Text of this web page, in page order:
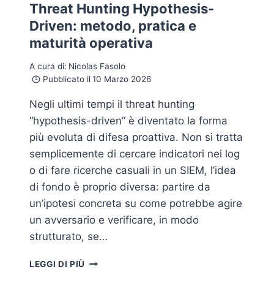
Threat Hunting Hypothesis-
Driven: metodo, pratica e
maturità operativa
A cura di: Nicolas Fasolo
Pubblicato il 10 Marzo 2026
Negli ultimi tempi il threat hunting
“hypothesis-driven” è diventato la forma
più evoluta di difesa proattiva. Non si tratta
semplicemente di cercare indicatori nei log
o di fare ricerche casuali in un SIEM, l’idea
di fondo è proprio diversa: partire da
un’ipotesi concreta su come potrebbe agire
un avversario e verificare, in modo
strutturato, se…
LEGGI DI PIÙ THREAT